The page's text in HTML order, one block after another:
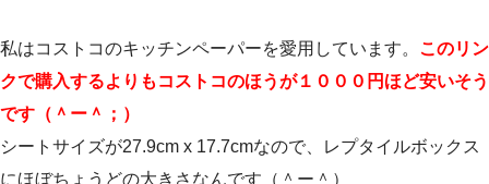
私はコストコのキッチンペーパーを愛用しています。 このリン
クで購入するよりもコストコのほうが１０００円ほど安いそう
です（＾ー＾；）
シートサイズが27.9cm x 17.7cmなので、レプタイルボックス
にほぼちょうどの大きさなんです（＾ー＾）